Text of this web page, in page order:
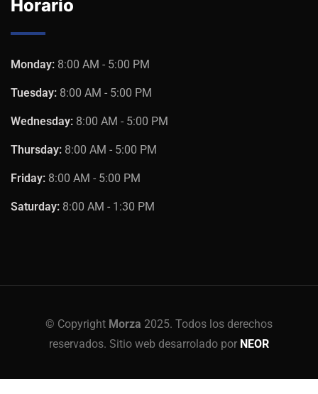
Horario
Monday: 8:00 AM - 5:00 PM
Tuesday: 8:00 AM - 5:00 PM
Wednesday: 8:00 AM - 5:00 PM
Thursday: 8:00 AM - 5:00 PM
Friday: 8:00 AM - 5:00 PM
Saturday: 8:00 AM - 1:30 PM
© Copyright Morza 2025. Todos los derechos
reservados. Sitio web desarrolado por NEOR